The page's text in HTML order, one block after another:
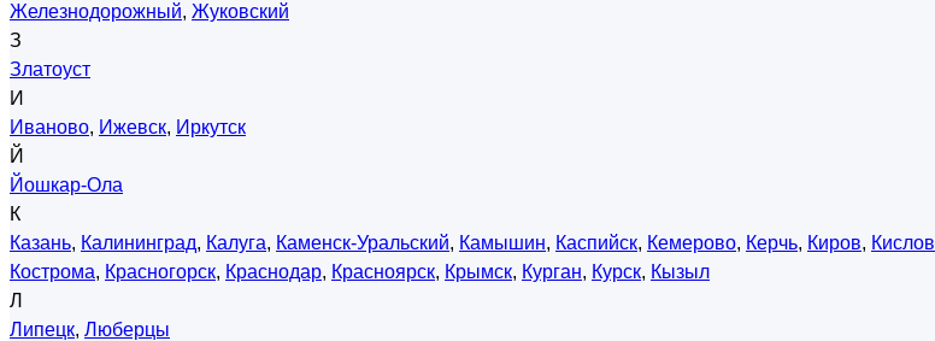
Железнодорожный, Жуковский
З
Златоуст
И
Иваново, Ижевск, Иркутск
Й
Йошкар-Ола
К
Казань, Калининград, Калуга, Каменск-Уральский, Камышин, Каспийск, Кемерово, Керчь, Киров,
Кострома, Красногорск, Краснодар, Красноярск, Крымск, Курган, Курск, Кызыл
Л
Липецк, Люберцы